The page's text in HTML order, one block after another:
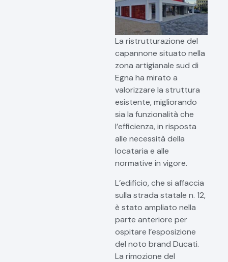
La ristrutturazione del
capannone situato nella
zona artigianale sud di
Egna ha mirato a
valorizzare la struttura
esistente, migliorando
sia la funzionalità che
l’efficienza, in risposta
alle necessità della
locataria e alle
normative in vigore.
L’edificio, che si affaccia
sulla strada statale n. 12,
è stato ampliato nella
parte anteriore per
ospitare l’esposizione
del noto brand Ducati.
La rimozione del